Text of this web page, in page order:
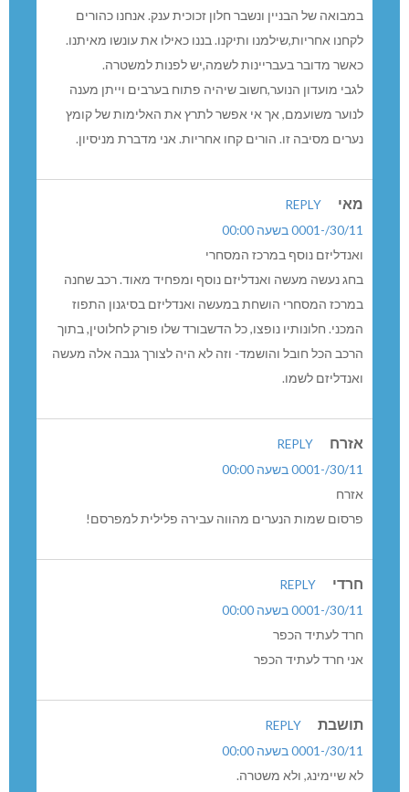
במבואה של הבניין ונשבר חלון זכוכית ענק. אנחנו כהורים
לקחנו אחריות,שילמנו ותיקנו. בננו כאילו את עונשו מאיתנו.
כאשר מדובר בעבריינות לשמה,יש לפנות למשטרה.
לגבי מועדון הנוער,חשוב שיהיה פתוח בערבים וייתן מענה
לנוער משועמם, אך אי אפשר לתרץ את האלימות של קומץ
נערים מסיבה זו. הורים קחו אחריות. אני מדברת מניסיון.
מאי
REPLY
30/11/-0001 בשעה 00:00
ואנדליזם נוסף במרכז המסחרי
בחג נעשה מעשה ואנדליזם נוסף ומפחיד מאוד. רכב שחנה
במרכז המסחרי הושחת במעשה ואנדליזם בסיגנון התפוז
המכני. חלונותיו נופצו, כל הדשבורד שלו פורק לחלוטין, בתוך
הרכב הכל חובל והושמד- וזה לא היה לצורך גנבה אלה מעשה
ואנדליזם לשמו.
אזרח
REPLY
30/11/-0001 בשעה 00:00
אזרח
פרסום שמות הנערים מהווה עבירה פלילית למפרסם!
חרדי
REPLY
30/11/-0001 בשעה 00:00
חרד לעתיד הכפר
אני חרד לעתיד הכפר
תושבת
REPLY
30/11/-0001 בשעה 00:00
לא שיימינג, ולא משטרה.